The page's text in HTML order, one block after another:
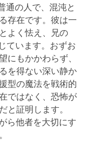
通の人で、混沌と
存在です。彼は一
よく怯え、兄の
ています。おずお
にもかかわらず、
を得ない深い静か
型の魔法を戦術的
ではなく、恐怖が
と証明します。
ら他者を大切にす